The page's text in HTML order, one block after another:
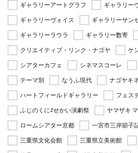
ギャラリーアートグラフ
ギャラリー
ギャラリーヴォイス
ギャラリーサン
ギャラリーラウラ
ギャラリー数寄
クリエイティブ・リンク・ナゴヤ
ケ
シアターカフェ
シネマスコーレ
テーマ別
なうふ現代
ナゴヤキ
ハートフィールドギャラリー
フェス
ふじのくに⇄せかい演劇祭
ヤマザキ
ロームシアター京都
一宮市三岸節子
三重県文化会館
三重県立美術館